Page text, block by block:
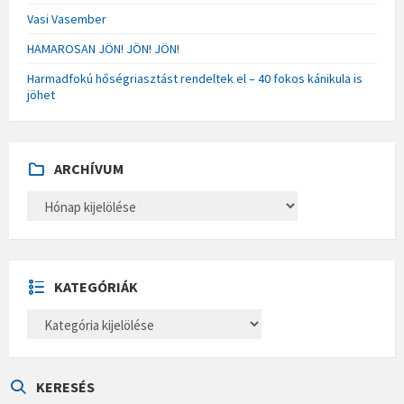
Vasi Vasember
HAMAROSAN JÖN! JÖN! JÖN!
Harmadfokú hőségriasztást rendeltek el – 40 fokos kánikula is
jöhet
ARCHÍVUM
H
U
M
KATEGÓRIÁK
E
KERESÉS